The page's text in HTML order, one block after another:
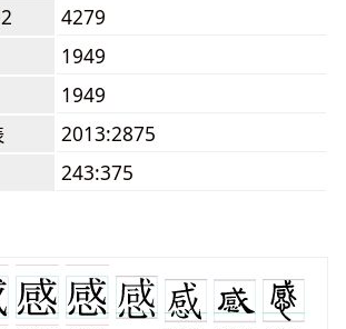
4279
1949
1949
2013:2875
243:375